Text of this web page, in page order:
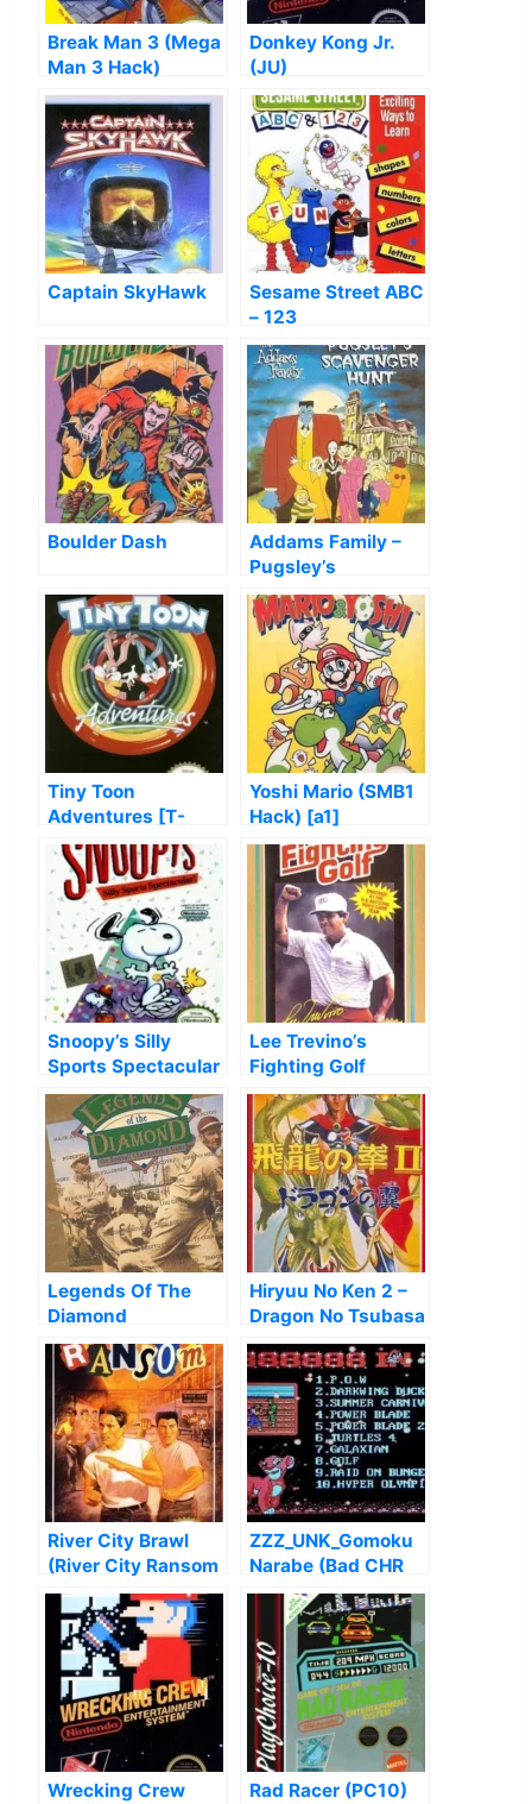
Break Man 3 (Mega
Man 3 Hack)
Donkey Kong Jr.
(JU)
Captain SkyHawk
Sesame Street ABC
– 123
Boulder Dash
Addams Family –
Pugsley’s
Scavenger Hunt,
The
Tiny Toon
Adventures [T-
Span]
Yoshi Mario (SMB1
Hack) [a1]
Snoopy’s Silly
Sports Spectacular
Lee Trevino’s
Fighting Golf
Legends Of The
Diamond
Hiryuu No Ken 2 –
Dragon No Tsubasa
[h1]
River City Brawl
(River City Ransom
Hack)
ZZZ_UNK_Gomoku
Narabe (Bad CHR
8eab0582)
Wrecking Crew
Rad Racer (PC10)